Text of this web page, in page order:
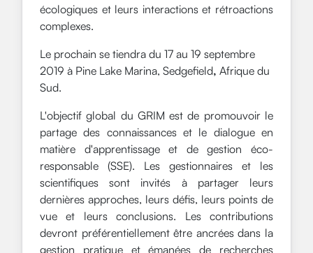
écologiques et leurs interactions et rétroactions
complexes.
Le prochain se tiendra du 17 au 19 septembre
2019 à Pine Lake Marina, Sedgefield, Afrique du
Sud.
L'objectif global du GRIM est de promouvoir le
partage des connaissances et le dialogue en
matière d'apprentissage et de gestion éco-
responsable (SSE). Les gestionnaires et les
scientifiques sont invités à partager leurs
dernières approches, leurs défis, leurs points de
vue et leurs conclusions. Les contributions
devront préférentiellement être ancrées dans la
gestion pratique et émanées de recherches